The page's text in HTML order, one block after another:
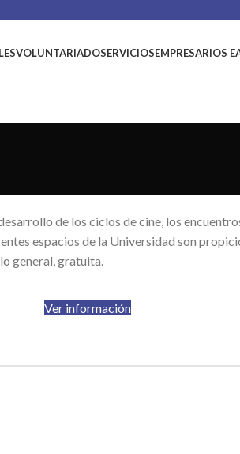
VOLUNTARIADOSERVICIOSEMPRESARIOS
de los ciclos de cine, los
espacios de la Universidad son
general, gratuita.
Ver información